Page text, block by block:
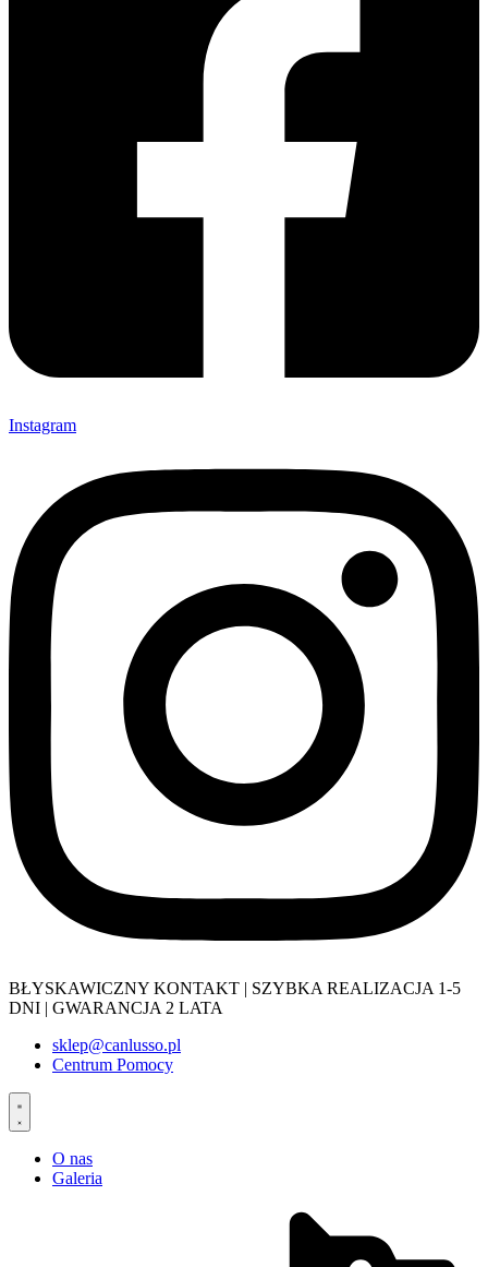
Instagram
BŁYSKAWICZNY KONTAKT | SZYBKA REALIZACJA 1-5
DNI | GWARANCJA 2 LATA
sklep@canlusso.pl
Centrum Pomocy
O nas
Galeria